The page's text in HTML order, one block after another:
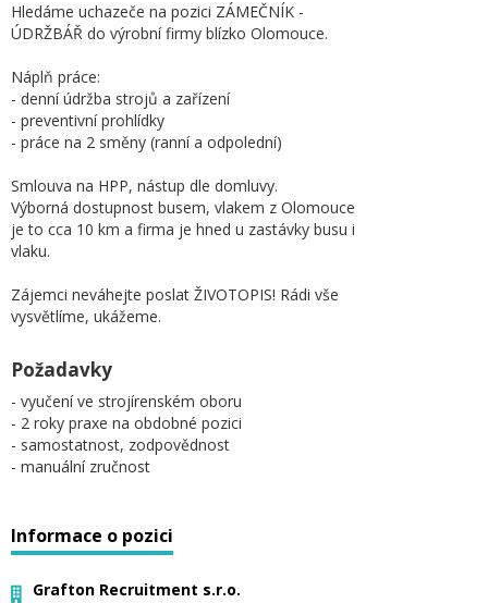
Hledáme uchazeče na pozici ZÁMEČNÍK -
ÚDRŽBÁŘ do výrobní firmy blízko Olomouce.
Náplň práce:
- denní údržba strojů a zařízení
- preventivní prohlídky
- práce na 2 směny (ranní a odpolední)
Smlouva na HPP, nástup dle domluvy.
Výborná dostupnost busem, vlakem z Olomouce
je to cca 10 km a firma je hned u zastávky busu i
vlaku.
Zájemci neváhejte poslat ŽIVOTOPIS! Rádi vše
vysvětlíme, ukážeme.
Požadavky
- vyučení ve strojírenském oboru
- 2 roky praxe na obdobné pozici
- samostatnost, zodpovědnost
- manuální zručnost
Informace o pozici
Grafton Recruitment s.r.o.